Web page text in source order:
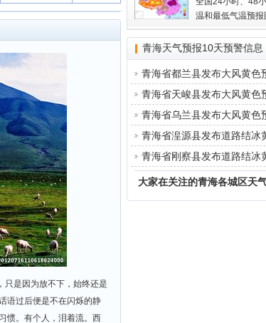
只是因为放不下，始终还是
语过后便是不在闪烁的静
惯。有个人，泪着流。西
温和最低气温预报
青海天气预报10天预警信息
青海省都兰县发布大风黄色
青海省天峻县发布大风黄色
青海省乌兰县发布大风黄色
青海省湟源县发布道路结冰
青海省刚察县发布道路结冰
大家在关注的青海各城区天